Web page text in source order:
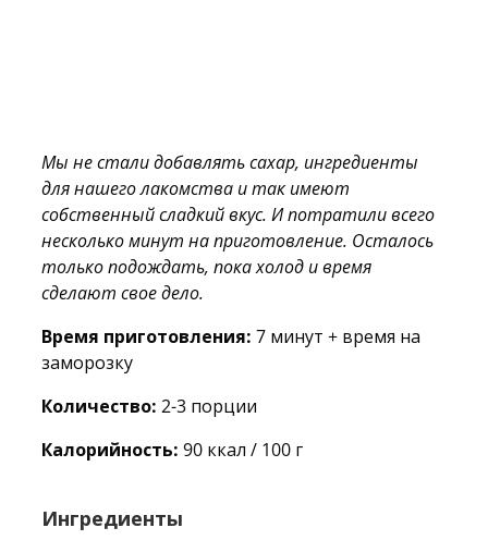
Мы не стали добавлять сахар, ингредиенты
для нашего лакомства и так имеют
собственный сладкий вкус. И потратили всего
несколько минут на приготовление. Осталось
только подождать, пока холод и время
сделают свое дело.
Время приготовления: 7 минут + время на
заморозку
Количество: 2-3 порции
Калорийность: 90 ккал / 100 г
Ингредиенты